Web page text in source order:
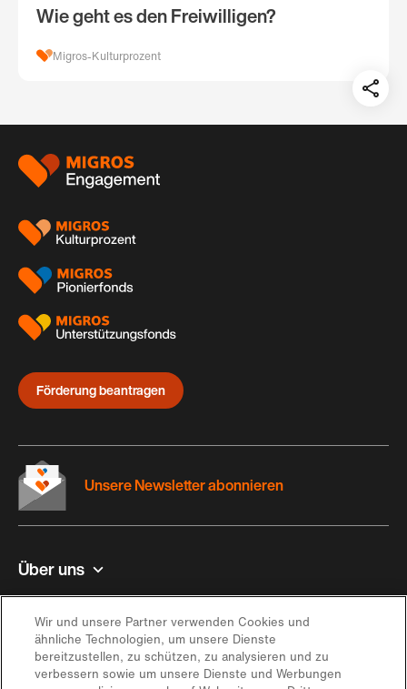
Wie geht es den Freiwilligen?
Migros-Kulturprozent
auf:
Footer
Förderung beantragen
Über uns
Kontakt und Hilfe
Inspiration
Unsere Newsletter abonnieren
Wir und unsere Partner verwenden Cookies und
ähnliche Technologien, um unsere Dienste
bereitzustellen, zu schützen, zu analysieren und zu
verbessern sowie um unsere Dienste und Werbungen